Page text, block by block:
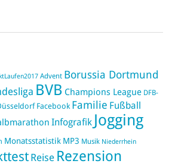
Advent Borussia Dortmund
BVB Champions League DFB-
Facebook Familie Fußball
Infografik Jogging
Monatsstatistik MP3 Musik Niederrhein
Reise Rezension